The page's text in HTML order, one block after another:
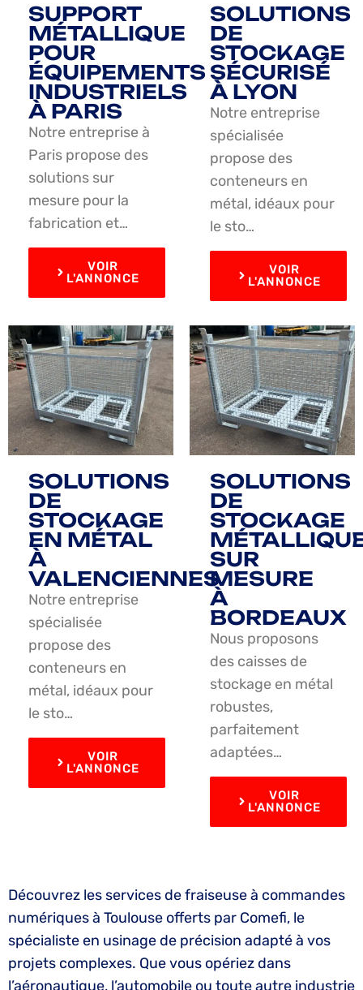
SUPPORT
MÉTALLIQUE
POUR
ÉQUIPEMENTS
INDUSTRIELS
À PARIS
Notre entreprise à
Paris propose des
solutions sur
mesure pour la
fabrication et…
VOIR
L'ANNONCE
SOLUTIONS
DE
STOCKAGE
SÉCURISÉ
À LYON
Notre entreprise
spécialisée
propose des
conteneurs en
métal, idéaux pour
le sto…
VOIR
L'ANNONCE
SOLUTIONS
DE
STOCKAGE
EN MÉTAL
À
VALENCIENNES
Notre entreprise
spécialisée
propose des
conteneurs en
métal, idéaux pour
le sto…
VOIR
L'ANNONCE
SOLUTIONS
DE
STOCKAGE
SUR
MESURE
À
BORDEAUX
Nous proposons
des caisses de
stockage en métal
robustes,
parfaitement
adaptées…
VOIR
L'ANNONCE
Découvrez les services de fraiseuse à commandes
numériques à Toulouse offerts par Comefi, le
spécialiste en usinage de précision adapté à vos
projets complexes. Que vous opériez dans
l’aéronautique, l’automobile ou toute autre industrie